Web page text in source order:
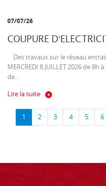
07/07/26
COUPURE
Des travaux sur le réseau
MERCREDI 8 JUILLET 2026 de
de...
Lire la suite
1 2 3 4 5 6